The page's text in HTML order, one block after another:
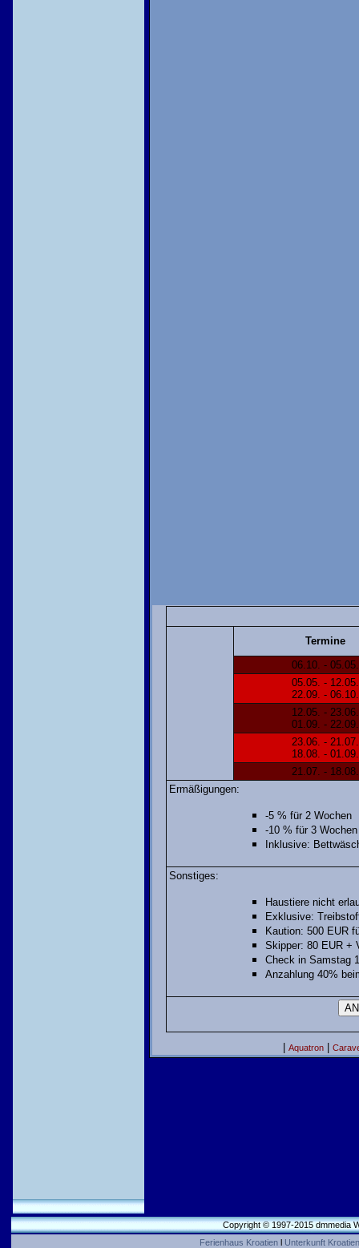
Termine
06.10. - 05.05.
05.05. - 12.05.
22.09. - 06.10.
12.05. - 23.06.
01.09. - 22.09.
23.06. - 21.07.
18.08. - 01.09.
21.07. - 18.08.
Ermäßigungen:
-5 % für 2 Wochen
-10 % für 3 Wochen
Inklusive:
Sonstiges:
Haustiere nicht
Exklusive:
Kaution: 500 EUR
Skipper: 80 EUR +
Check in Samstag
Anzahlung 40%
| Aquatron|
Copyright © 1997-2015 dmmedia
Ferienhaus Kroatien l Unterkunft Kroatien